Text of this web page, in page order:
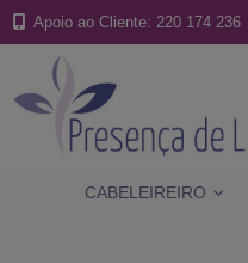
Apoio ao Cliente: 220 174 236
CABELEIREIRO